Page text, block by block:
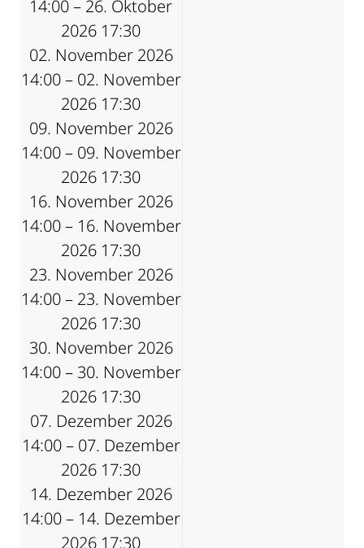
14:00 – 26. Oktober
2026 17:30
02. November 2026
14:00 – 02. November
2026 17:30
09. November 2026
14:00 – 09. November
2026 17:30
16. November 2026
14:00 – 16. November
2026 17:30
23. November 2026
14:00 – 23. November
2026 17:30
30. November 2026
14:00 – 30. November
2026 17:30
07. Dezember 2026
14:00 – 07. Dezember
2026 17:30
14. Dezember 2026
14:00 – 14. Dezember
2026 17:30